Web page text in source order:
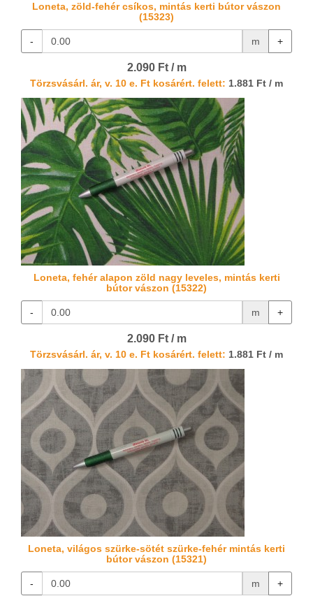
Loneta, zöld-fehér csíkos, mintás kerti bútor vászon
(15323)
- m +
2.090 Ft / m
Törzsvásárl. ár, v. 10 e. Ft kosárért. felett: 1.881 Ft / m
Loneta, fehér alapon zöld nagy leveles, mintás kerti
bútor vászon (15322)
- m +
2.090 Ft / m
Törzsvásárl. ár, v. 10 e. Ft kosárért. felett: 1.881 Ft / m
Loneta, világos szürke-sötét szürke-fehér mintás kerti
bútor vászon (15321)
- m +